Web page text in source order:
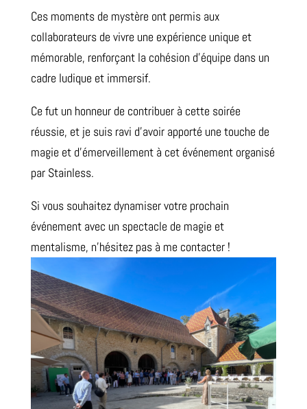
Ces moments de mystère ont permis aux
collaborateurs de vivre une expérience unique et
mémorable, renforçant la cohésion d’équipe dans un
cadre ludique et immersif.
Ce fut un honneur de contribuer à cette soirée
réussie, et je suis ravi d’avoir apporté une touche de
magie et d’émerveillement à cet événement organisé
par Stainless.
Si vous souhaitez dynamiser votre prochain
événement avec un spectacle de magie et
mentalisme, n’hésitez pas à me contacter !